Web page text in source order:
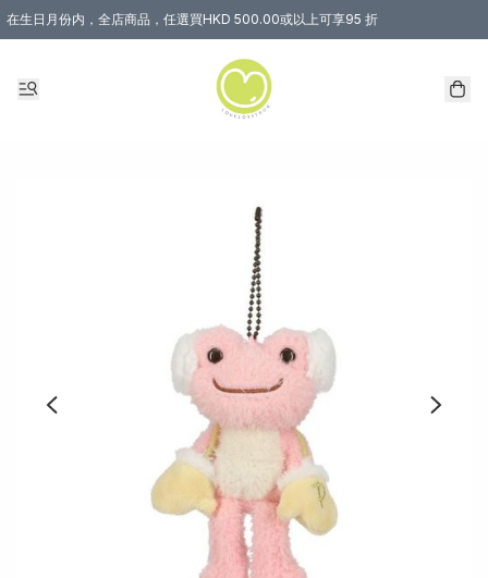
在生日月份内，全店商品，任選買HKD 500.00或以上可享95 折